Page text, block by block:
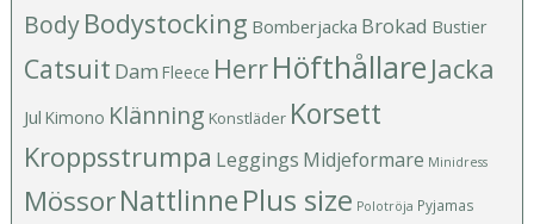
BodyBodystocking Bomberjacka Brokad Bustier
Catsuit Dam Fleece HerrHöfthållare Jacka
Jul Kimono Klänning Konstläder Korsett
Kroppsstrumpa Leggings Midjeformare Minidress
MössorNattlinnePlus size Polotröja Pyjamas